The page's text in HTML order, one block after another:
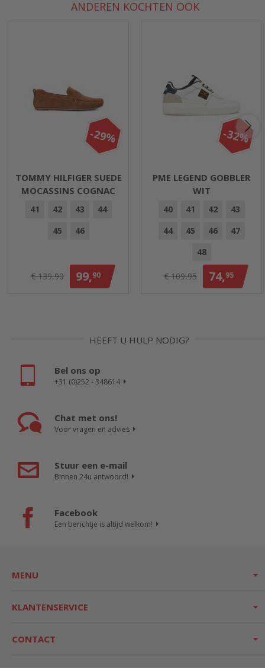
ANDEREN KOCHTEN OOK
TOMMY HILFIGER SUEDE
MOCASSINS COGNAC
-29%
99,90
€ 139,90
41 42 43
44
45
46
PME LEGEND GOBBLER
WIT
-32%
74,95
€ 109,95
40 41 42
43
44
45 46
47
48
HEEFT U HULP NODIG?
Bel ons op
+31 (0)252 - 348614
Chat met ons!
Voor vragen en advies
Stuur een e-mail
Binnen 24u antwoord!
Facebook
Een berichtje is altijd welkom!
MENU
KLANTENSERVICE
CONTACT